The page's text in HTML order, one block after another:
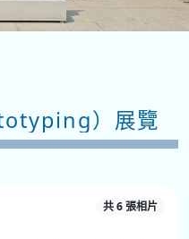
）展覽
共 6 張相片